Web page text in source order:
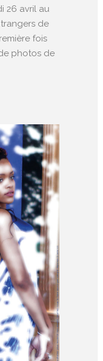
26 avril au
de
fois
photos de